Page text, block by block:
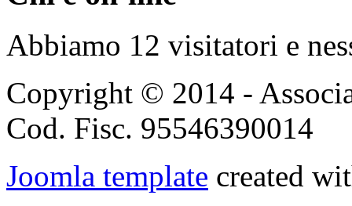
Abbiamo 12 visitatori e
Copyright © 2014 -
Cod. Fisc. 95546390014
Joomla template created